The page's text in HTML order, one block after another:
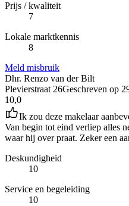
Prijs / kwaliteit
7
Lokale marktkennis
8
Meld misbruik
Dhr. Renzo van der Bilt
Plevierstraat 26Geschreven op
10,0
Ik zou deze makelaar
Van begin tot eind verliep alles
waar hij over praat. Zeker een
Deskundigheid
10
Service en begeleiding
10